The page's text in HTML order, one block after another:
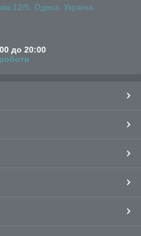
12/5, Одеса, Україна
до 20:00